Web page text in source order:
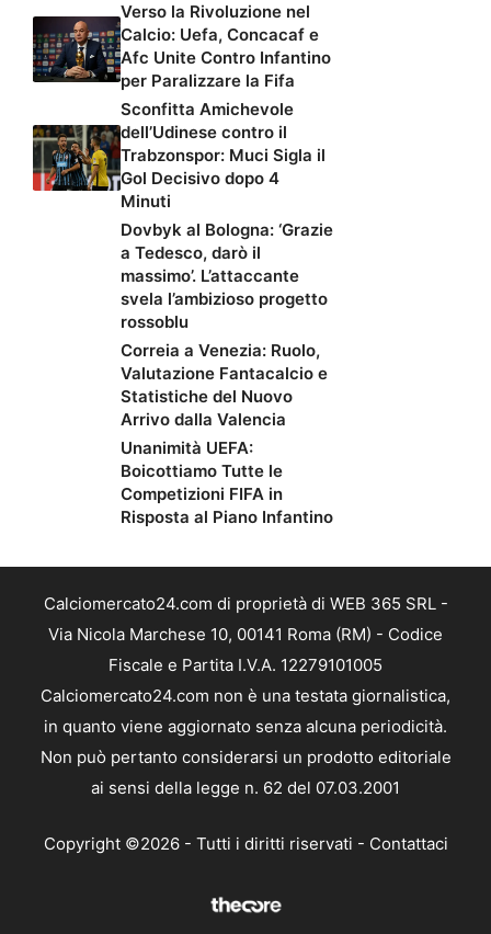
Verso la Rivoluzione nel
Calcio: Uefa, Concacaf e
Afc Unite Contro Infantino
per Paralizzare la Fifa
Sconfitta Amichevole
dell’Udinese contro il
Trabzonspor: Muci Sigla il
Gol Decisivo dopo 4
Minuti
Dovbyk al Bologna: ‘Grazie
a Tedesco, darò il
massimo’. L’attaccante
svela l’ambizioso progetto
rossoblu
Correia a Venezia: Ruolo,
Valutazione Fantacalcio e
Statistiche del Nuovo
Arrivo dalla Valencia
Unanimità UEFA:
Boicottiamo Tutte le
Competizioni FIFA in
Risposta al Piano Infantino
Calciomercato24.com di proprietà di WEB 365 SRL -
Via Nicola Marchese 10, 00141 Roma (RM) - Codice
Fiscale e Partita I.V.A. 12279101005
Calciomercato24.com non è una testata giornalistica,
in quanto viene aggiornato senza alcuna periodicità.
Non può pertanto considerarsi un prodotto editoriale
ai sensi della legge n. 62 del 07.03.2001
Copyright ©2026 - Tutti i diritti riservati - Contattaci